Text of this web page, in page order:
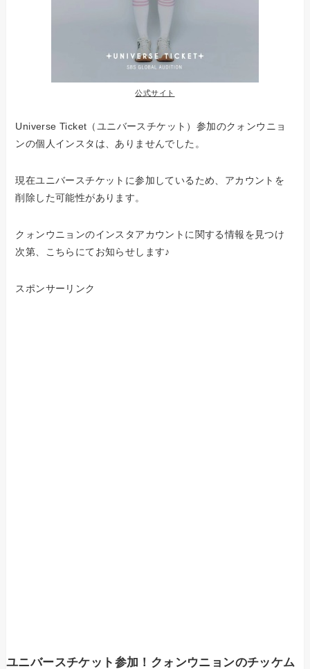
公式サイト
Universe Ticket（ユニバースチケット）参加のクォンウニョ
ンの個人インスタは、ありませんでした。
現在ユニバースチケットに参加しているため、アカウントを
削除した可能性があります。
クォンウニョンのインスタアカウントに関する情報を見つけ
次第、こちらにてお知らせします♪
スポンサーリンク
ユニバースチケット参加！クォンウニョンのチッケム